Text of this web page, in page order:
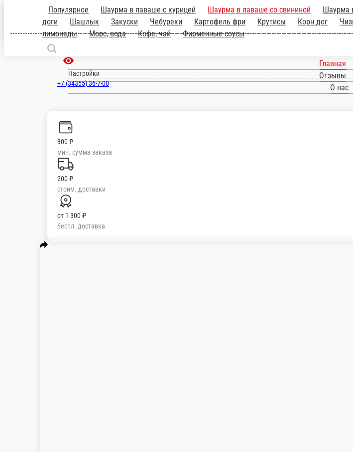
Ирбит
Настройки
+7 (34355) 36-7-00
Главная
Отзывы
О нас
300 ₽
мин. сумма заказа
200 ₽
стоим. доставки
от1 300 ₽
беспл. доставка
Популярное Шаурма в лаваше с курицей Шаурма в лаваше
доги
Шашлык Закуски Чебуреки Картофель фри Крутисы Корн
коктейли
Лимонад Горячие лимонады Морс, вода Кофе, чай